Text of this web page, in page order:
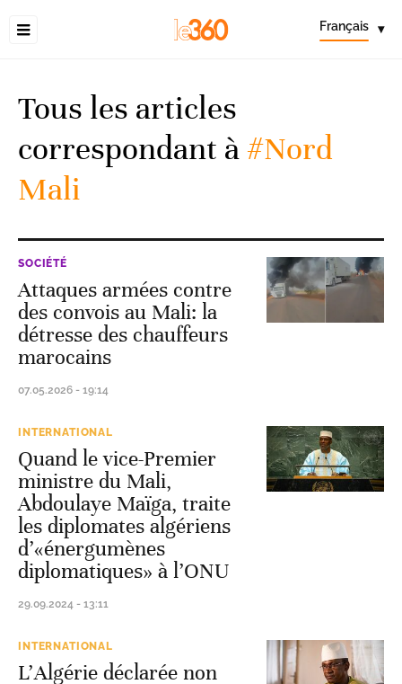
Français ▾
Tous les articles
correspondant à#Nord
Mali
SOCIÉTÉ
Attaques armées contre
des convois au Mali: la
détresse des chauffeurs
marocains
07.05.2026 - 19:14
INTERNATIONAL
Quand le vice-Premier
ministre du Mali,
Abdoulaye Maïga, traite
les diplomates algériens
d’«énergumènes
diplomatiques» à l’ONU
29.09.2024 - 13:11
INTERNATIONAL
L’Algérie déclarée non